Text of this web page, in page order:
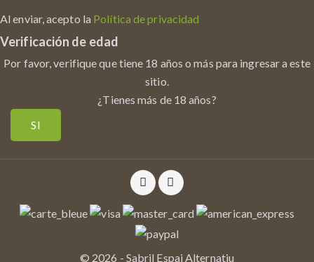
Al enviar, acepto la Política de privacidad
Verificación de edad
Por favor, verifique que tiene 18 años o más para ingresar a este
sitio.
¿Tienes más de 18 años?
SI
© 2026 - Sabril Espai Alternatiu